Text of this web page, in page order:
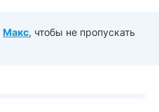
Макс, чтобы не пропускать